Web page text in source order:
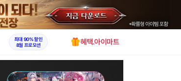
X
최대 90% 할인
8월 프로모션
혜택.아이마트